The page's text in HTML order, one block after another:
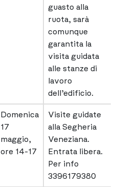
guasto alla
ruota, sarà
comunque
garantita la
visita guidata
alle stanze di
lavoro
dell’edificio.
Domenica
17
maggio,
ore 14-17
Visite guidate
alla Segheria
Veneziana.
Entrata libera.
Per info
3396179380